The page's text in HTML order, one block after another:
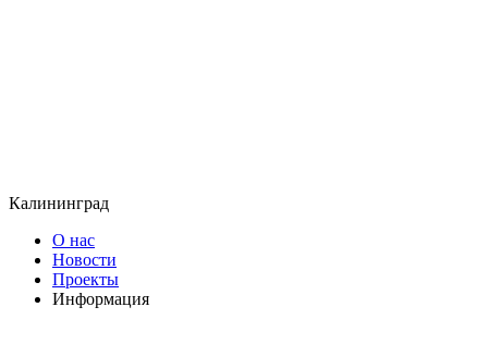
Калининград
О нас
Новости
Проекты
Информация